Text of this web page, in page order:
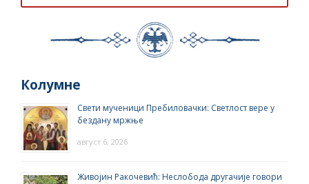
Колумне
Свети мученици Пребиловачки: Светлост вере у
бездану мржње
август 6, 2026
Живојин Ракочевић: Неслобода другачије говори